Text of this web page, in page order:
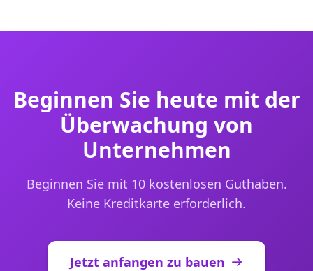
Beginnen Sie heute mit der
Überwachung von
Unternehmen
Beginnen Sie mit 10 kostenlosen Guthaben.
Keine Kreditkarte erforderlich.
Jetzt anfangen zu bauen